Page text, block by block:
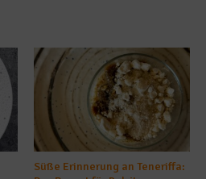
Süße Erinnerung an Teneriffa: